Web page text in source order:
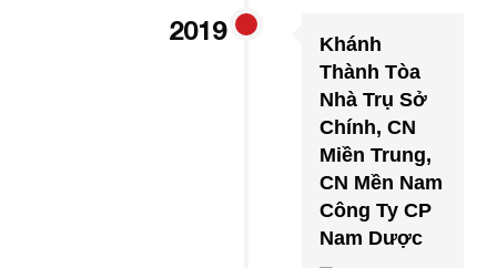
2019
Khánh
Thành Tòa
Nhà Trụ Sở
Chính, CN
Miền Trung,
CN Mền Nam
Công Ty CP
Nam Dược